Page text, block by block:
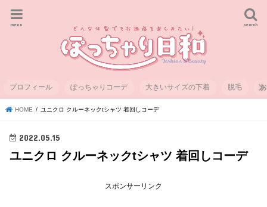
search
menu
プロフィール ぽっちゃりコーデ 大きいサイズの下着 脱毛
HOME ユニクロ クルーネックtシャツ 着回しコーデ
2022.05.15
ユニクロ クルーネックtシャツ 着回しコーデ
スポンサーリンク